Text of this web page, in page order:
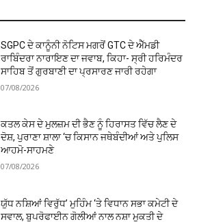
SGPC ਦੇ ਕਾਨੂੰਨੀ ਨੋਟਿਸ ਮਗਰੋਂ GTC ਦੇ ਐੱਮਡੀ
ਰਾਬਿੰਦਰਾ ਨਾਰਾਇਣ ਦਾ ਜਵਾਬ, ਕਿਹਾ- ਸ੍ਰੀ ਹਰਿਮੰਦਰ
ਸਾਹਿਬ ਤੋਂ ਗੁਰਬਾਣੀ ਦਾ ਪ੍ਰਸਾਰਣ ਜਾਰੀ ਰਹੇਗਾ
07/08/2026
ਕਤਲ ਕੇਸ ਦੇ ਮੁਲਜ਼ਮ ਦੀ ਭੈਣ ਨੂੰ ਹਿਰਾਸਤ ਵਿੱਚ ਲੈਣ ਦੇ
ਦੋਸ਼, ਪੁਰਾਣਾ ਸ਼ਾਲਾ ‘ਚ ਕਿਸਾਨ ਜਥੇਬੰਦੀਆਂ ਅਤੇ ਪੁਲਿਸ
ਆਹਮੋ-ਸਾਹਮਣੇ
07/08/2026
ਯੁੱਧ ਨਸ਼ਿਆਂ ਵਿਰੁੱਧ’ ਮੁਹਿੰਮ ‘ਤੇ ਵਿਧਾਨ ਸਭਾ ਕਮੇਟੀ ਦੇ
ਸਵਾਲ, ਬੁਪਰੋਫਾਈਨ ਗੋਲੀਆਂ ਨਾਲ ਨਸ਼ਾ ਮੁਕਤੀ ਦੇ